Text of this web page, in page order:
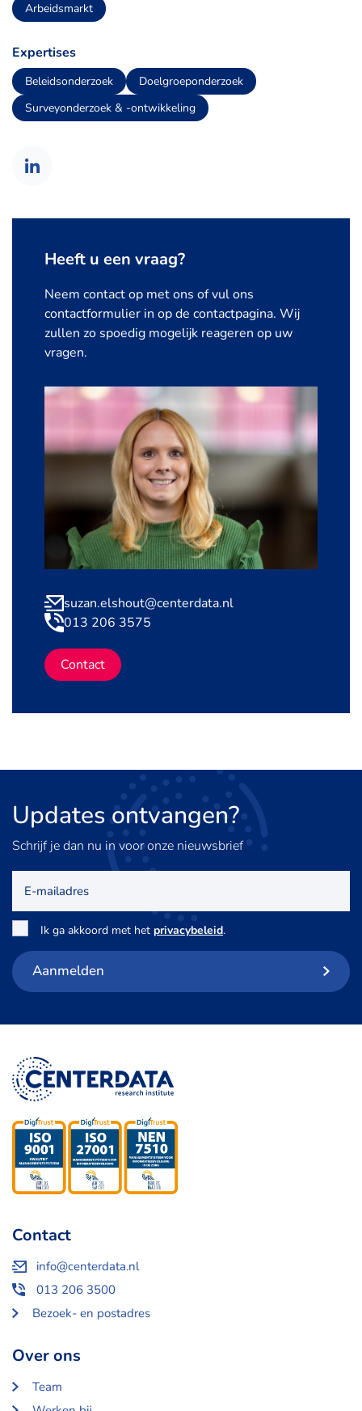
Arbeidsmarkt
Expertises
Beleidsonderzoek
Doelgroeponderzoek
Surveyonderzoek & -ontwikkeling
Heeft u een vraag?
Neem contact op met ons of vul ons
contactformulier in op de contactpagina. Wij
zullen zo spoedig mogelijk reageren op uw
vragen.
suzan.elshout@centerdata.nl
013 206 3575
Contact
Updates ontvangen?
Schrijf je dan nu in voor onze nieuwsbrief
mailadres
Toestemming
Ik ga akkoord met het privacybeleid.
Aanmelden
Contact
info@centerdata.nl
013 206 3500
Bezoek- en postadres
Over ons
Team